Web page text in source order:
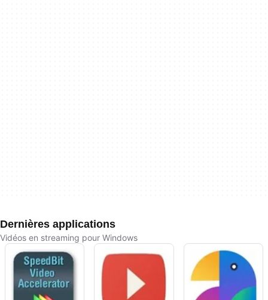
Dernières applications
Vidéos en streaming pour Windows